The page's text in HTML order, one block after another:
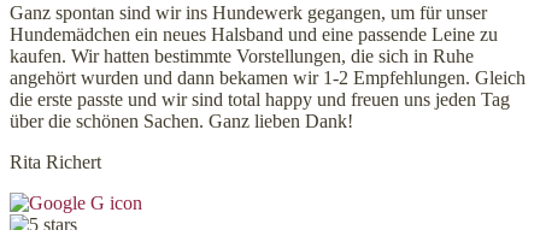
Ganz spontan sind wir ins Hundewerk gegangen, um für unser
Hundemädchen ein neues Halsband und eine passende Leine zu
kaufen. Wir hatten bestimmte Vorstellungen, die sich in Ruhe
angehört wurden und dann bekamen wir 1-2 Empfehlungen. Gleich
die erste passte und wir sind total happy und freuen uns jeden Tag
über die schönen Sachen. Ganz lieben Dank!
Rita Richert